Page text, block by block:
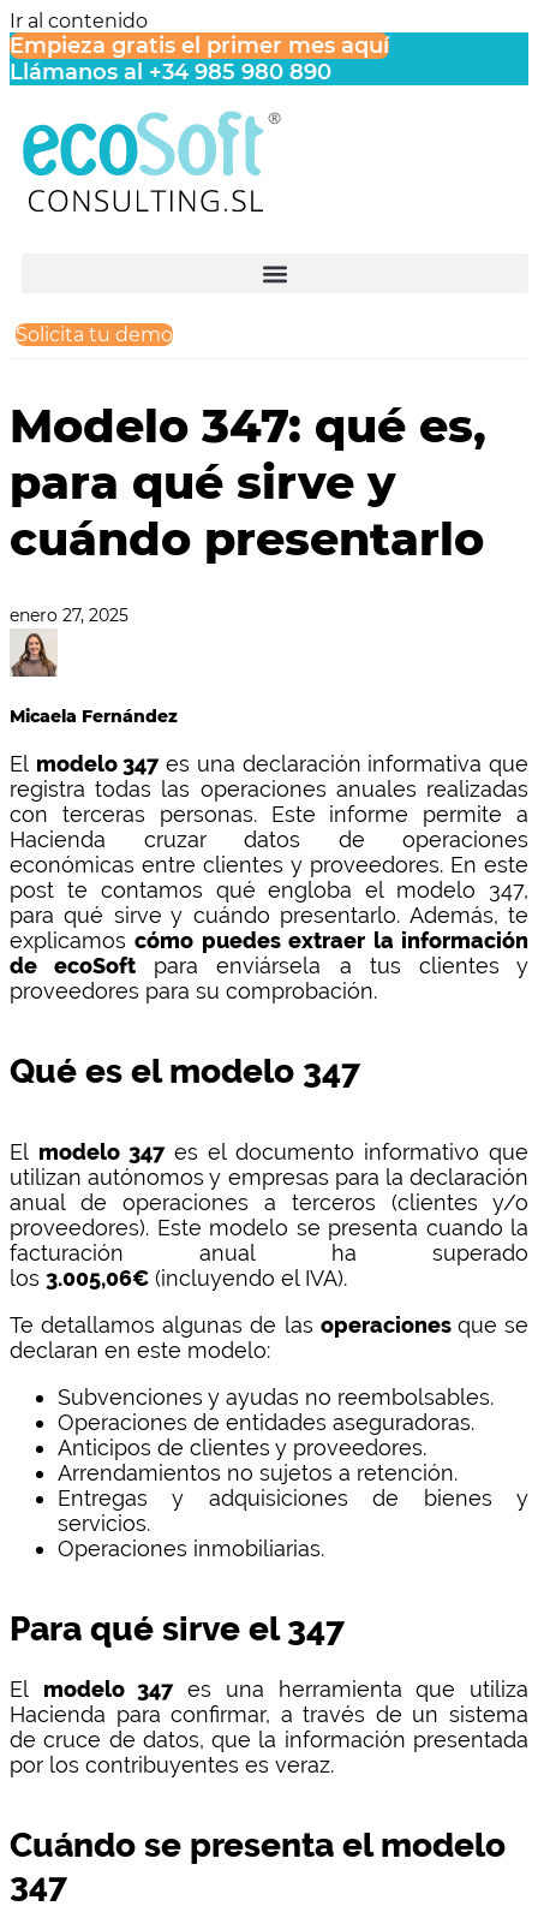
Ir al contenido
Empieza gratis el primer mes aquí
Llámanos al +34 985 980 890
Solicita tu demo
Modelo 347: qué es,
para qué sirve y
cuándo presentarlo
enero 27, 2025
Micaela Fernández
El modelo 347es una declaración informativa que
registra todas las operaciones anuales realizadas
con terceras personas. Este informe permite a
Hacienda cruzar datos de operaciones
económicas entre clientes y proveedores. En este
post te contamos qué engloba el modelo 347,
para qué sirve y cuándo presentarlo. Además, te
explicamoscómo puedes extraer la información
de ecoSoft para enviársela a tus clientes y
proveedores para su comprobación.
Qué es el modelo 347
El modelo 347es el documento informativo que
utilizan autónomos y empresas para la declaración
anual de operaciones a terceros (clientes y/o
proveedores). Este modelo se presenta cuando la
facturación anual ha superado
los 3.005,06€ (incluyendo el IVA).
Te detallamos algunas de las operaciones que se
declaran en este modelo:
Subvenciones y ayudas no reembolsables.
Operaciones de entidades aseguradoras.
Anticipos de clientes y proveedores.
Arrendamientos no sujetos a retención.
Entregas y adquisiciones de bienes y
servicios.
Operaciones inmobiliarias.
Para qué sirve el 347
El modelo 347es una herramienta que utiliza
Hacienda para confirmar, a través de un sistema
de cruce de datos, que la información presentada
por los contribuyentes es veraz.
Cuándo se presenta el modelo
347